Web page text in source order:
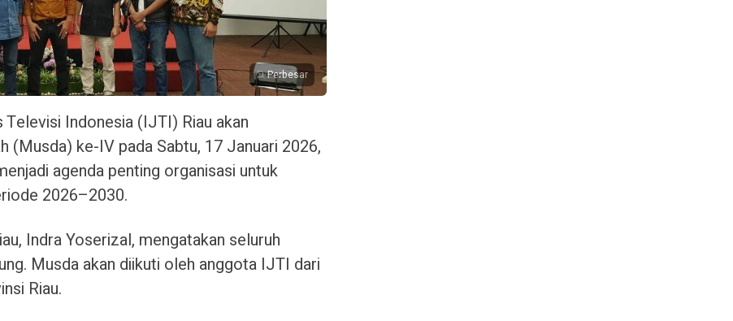
Perbesar
Indonesia (IJTI) Riau akan
(Musda) ke-IV pada Sabtu, 17 Januari 2026,
agenda penting organisasi untuk
2026–2030.
Indra Yoserizal, mengatakan seluruh
Musda akan diikuti oleh anggota IJTI dari
Riau.